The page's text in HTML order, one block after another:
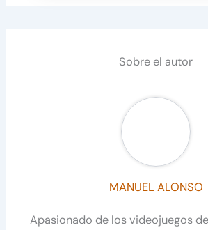
Sobre el autor
MANUEL ALONSO
Apasionado de los videojuegos